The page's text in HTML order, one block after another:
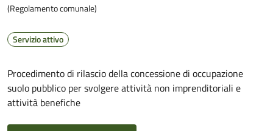
(Regolamento comunale)
Servizio attivo
Procedimento di rilascio della concessione di occupazione
suolo pubblico per svolgere attività non imprenditoriali e
attività benefiche